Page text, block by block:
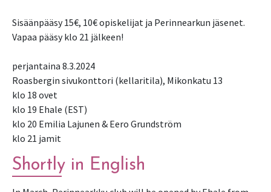
Sisäänpääsy 15€, 10€ opiskelijat ja Perinnearkun jäsenet.
Vapaa pääsy klo 21 jälkeen!
perjantaina 8.3.2024
Roasbergin sivukonttori (kellaritila), Mikonkatu 13
klo 18 ovet
klo 19 Ehale (EST)
klo 20 Emilia Lajunen & Eero Grundström
klo 21 jamit
Shortly in English